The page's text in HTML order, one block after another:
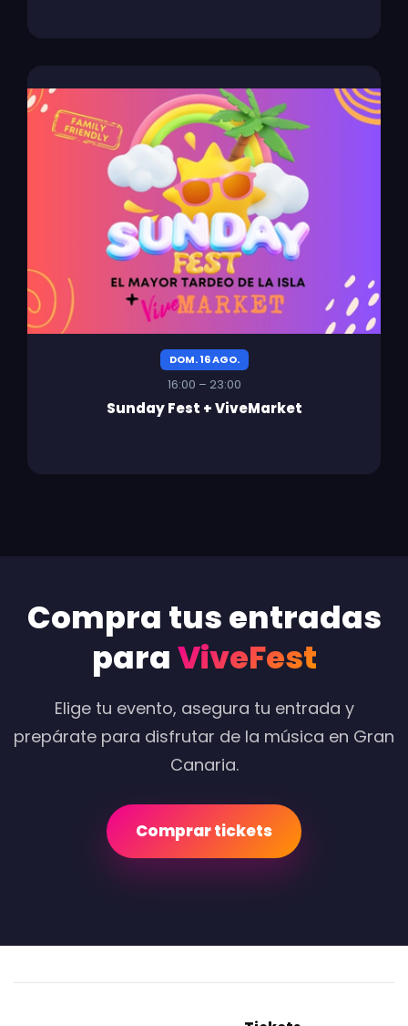
DOM. 16 AGO.
16:00 – 23:00
Sunday Fest + ViveMarket
Compra tus entradas
paraViveFest
Elige tu evento, asegura tu entrada y
prepárate para disfrutar de la música en Gran
Canaria.
Comprar tickets